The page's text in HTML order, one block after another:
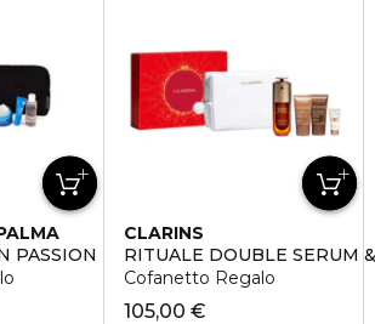
PASSION
CLARINS
RITUALE DOUBLE SERUM
Cofanetto Regalo
105,00 €